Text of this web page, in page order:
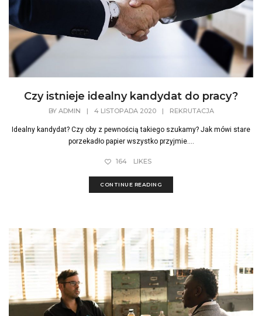
Czy istnieje idealny kandydat do pracy?
BY ADMIN | 4 LISTOPADA 2020 | REKRUTACJA
Idealny kandydat? Czy oby z pewnością takiego szukamy? Jak mówi stare
porzekadło papier wszystko przyjmie....
164 LIKES
CONTINUE READING